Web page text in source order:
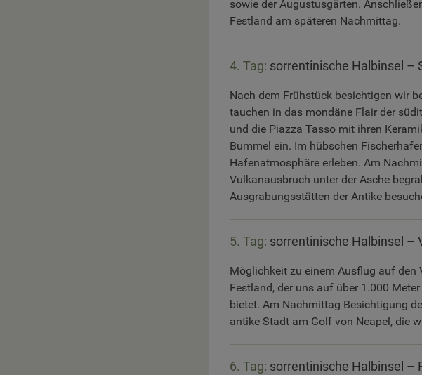
sowie der Augustusgärten.
Festland am späteren Nachmittag.
4. Tag: sorrentinische Halbinsel –
Nach dem Frühstück besichtigen wir
tauchen in das mondäne Flair der
und die Piazza Tasso mit ihren
Bummel ein. Im hübschen
Hafenatmosphäre erleben. Am
Vulkanausbruch unter der Asche
Ausgrabungsstätten der Antike
5. Tag: sorrentinische Halbinsel –
Möglichkeit zu einem Ausflug auf den
Festland, der uns auf über 1.000
bietet. Am Nachmittag Besichtigung
antike Stadt am Golf von Neapel, die
6. Tag: sorrentinische Halbinsel –